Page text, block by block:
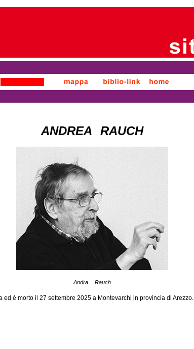
ANDREA RAUCH
Andra Rauch
è morto il 27 settembre 2025 a Montevarchi in provincia di Arezzo.